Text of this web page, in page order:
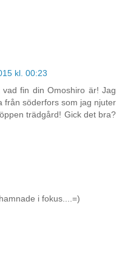
kl. 00:23
fin din Omoshiro är! Jag
från söderfors som jag njuter
trädgård! Gick det bra?
i fokus....=)